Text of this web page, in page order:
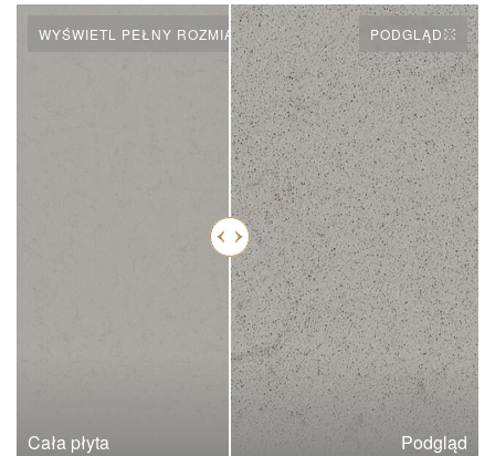
WYŚWIETL PEŁNY ROZMIAR PŁYTY
Cała płyta
PODGLĄD
Podgląd